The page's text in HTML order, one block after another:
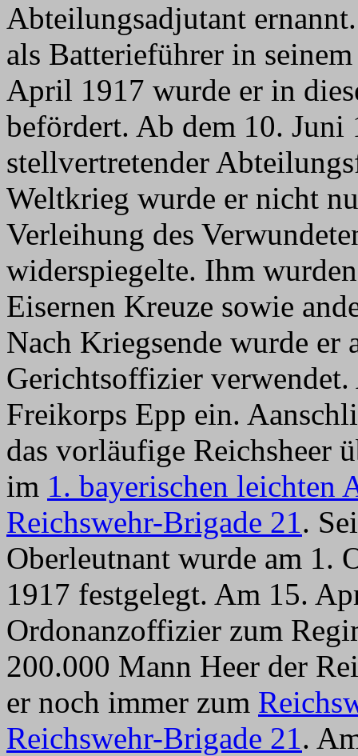
Abteilungsadjutant
als Batterieführer in
April 1917 wurde er in
befördert. Ab dem 10. Juni
stellvertretender
Weltkrieg wurde er nicht
Verleihung des
widerspiegelte. Ihm
Eisernen Kreuze sowie
Nach Kriegsende wurde er
Gerichtsoffizier
Freikorps Epp ein.
das vorläufige Reichsheer
im 1. bayerischen leichten
Reichswehr-Brigade 21.
Oberleutnant wurde am 1.
1917 festgelegt. Am 15.
Ordonanzoffizier zum
200.000 Mann Heer der
er noch immer zum
Reichswehr-Brigade 21.